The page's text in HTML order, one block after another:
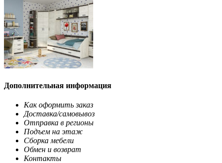
Дополнительная информация
Как оформить заказ
Доставка/самовывоз
Отправка в регионы
Подъем на этаж
Сборка мебели
Обмен и возврат
Контакты